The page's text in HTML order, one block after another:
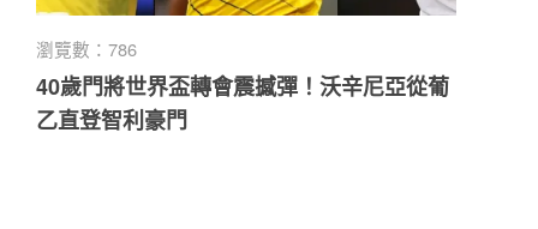
瀏覽數：786
40歲門將世界盃轉會震撼彈！沃辛尼亞從葡
乙直登智利豪門